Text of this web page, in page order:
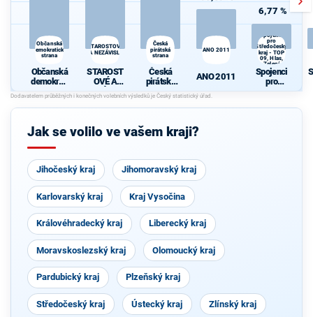
Občanská
demokratická
strana
Občanská
demokrati
cká strana
STAROSTOVÉ
A NEZÁVISLÍ
STAROST
OVÉ A
NEZÁVISL
Í
Česká
pirátská
strana
Česká
pirátská
strana
ANO 2011
ANO 2011
6,77 %
Spojenci
pro
Středočeský
kraj - TOP
09, Hlas,
Zelení
Spojenci
pro
Středočes
TOP 09,
Jak se volilo ve vašem kraji?
Jihočeský kraj Jihomoravský kraj
Karlovarský kraj Kraj Vysočina
Královéhradecký kraj Liberecký kraj
Moravskoslezský kraj Olomoucký kraj
Pardubický kraj Plzeňský kraj
Středočeský kraj Ústecký kraj Zlínský kraj